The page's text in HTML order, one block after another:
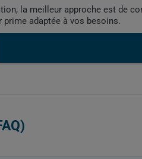
la meilleur approche est de
adaptée à vos besoins.